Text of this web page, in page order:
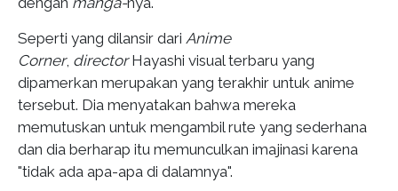
Seperti yang dilansir dari Anime
Corner, directorHayashi visual terbaru yang
dipamerkan merupakan yang terakhir untuk anime
tersebut. Dia menyatakan bahwa mereka
memutuskan untuk mengambil rute yang sederhana
dan dia berharap itu memunculkan imajinasi karena
"tidak ada apa-apa di dalamnya".